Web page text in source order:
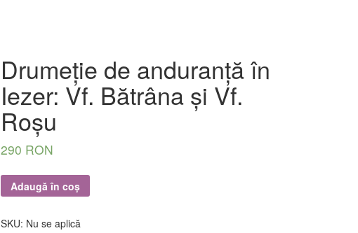
Drumeție de anduranță în
Iezer: Vf. Bătrâna și Vf.
Roșu
290 RON
Adaugă în coș
SKU: Nu se aplică